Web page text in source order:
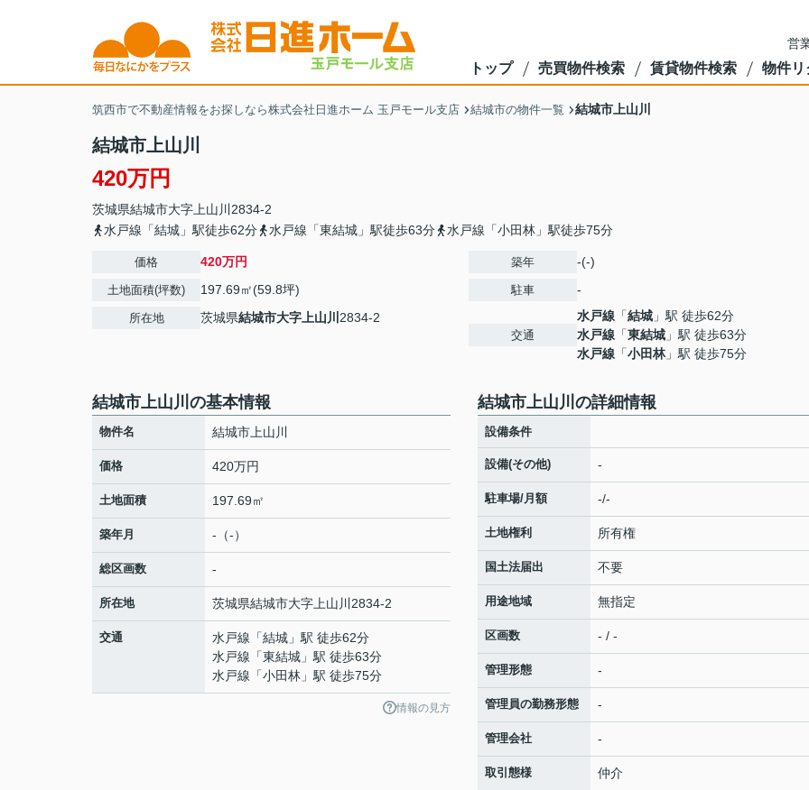
営
トップ 売買物件検索 賃貸物件検索 物件リ
筑西市で不動産情報をお探しなら株式会社日進ホーム 玉戸モール支店 結城市の物件一覧 結城市上山川
結城市上山川
420万円
茨城県結城市大字上山川 2834-2
水戸線「結城」駅徒歩62分
水戸線「東結城」駅徒歩63分 水戸線「小田林」駅徒歩75分
価格 420万円
土地面積(坪数) 197.69㎡(59.8坪)
所在地 茨城県結城市大字上山川 2834-2
築年 -(-)
駐車 -
交通
水戸線 「結城 」駅 徒歩62分
水戸線 「東結城 」駅 徒歩63分
水戸線 「小田林」駅 徒歩75分
結城市上山川の基本情報
物件名 結城市上山川
価格 420万円
土地面積 197.69㎡
築年月 -（-）
総区画数 -
所在地 茨城県結城市大字上山川 2834-2
交通 水戸線 「結城 」駅 徒歩62分
水戸線 「東結城 」駅 徒歩63分
水戸線 「小田林 」駅 徒歩75分
情報の見方
結城市上山川の詳細情報
設備条件
設備(その他) -
駐車場/月額 -/-
土地権利 所有権
国土法届出 不要
用途地域 無指定
区画数 - / -
管理形態 -
管理員の勤務形態 -
管理会社 -
取引態様 仲介